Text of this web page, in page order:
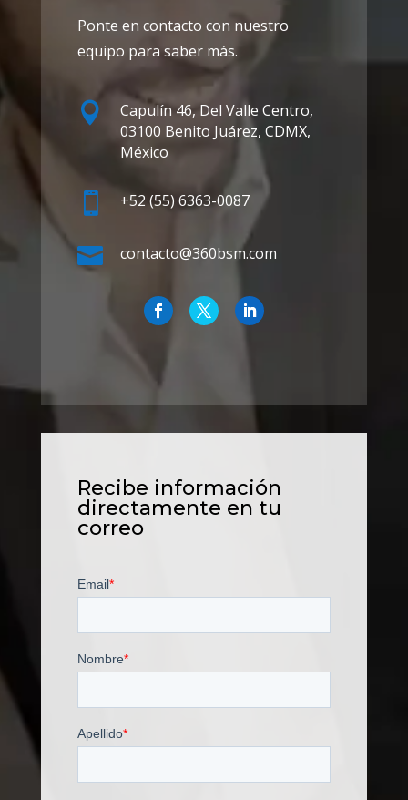
Ponte en contacto con nuestro
equipo para saber más.

Capulín 46, Del Valle Centro,
03100 Benito Juárez, CDMX,
México
 +52 (55) 6363-0087
 contacto@360bsm.com
Recibe información
directamente en tu
correo